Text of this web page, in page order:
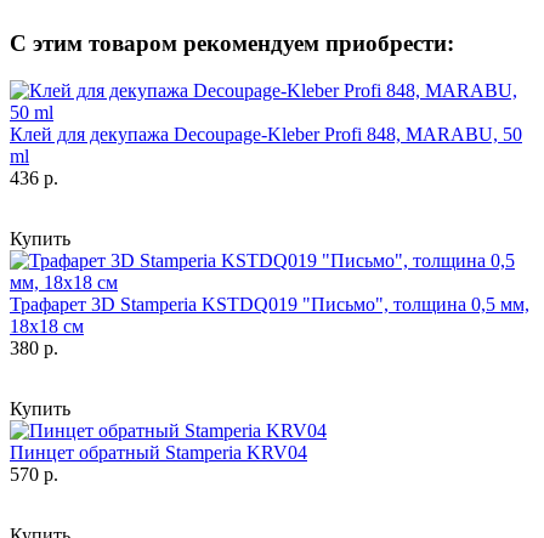
С этим товаром рекомендуем приобрести:
Клей для декупажа Decoupage-Kleber Profi 848, MARABU, 50
ml
436 р.
Купить
Трафарет 3D Stamperia KSTDQ019 "Письмо", толщина 0,5 мм,
18х18 см
380 р.
Купить
Пинцет обратный Stamperia KRV04
570 р.